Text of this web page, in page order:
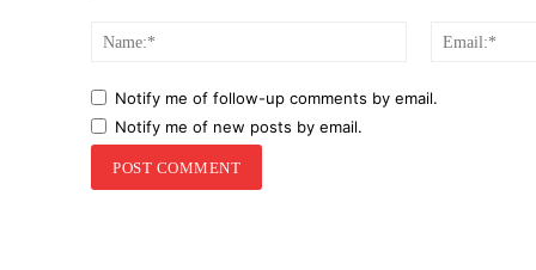
Name:*
Notify me of follow-up comments by email.
Notify me of new posts by email.